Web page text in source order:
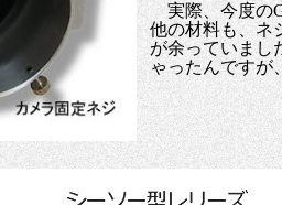
実際、今度の
他の材料も、ネ
が余っていまし
ゃったんです